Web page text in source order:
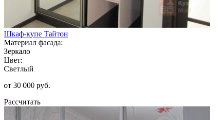
Шкаф-купе Тайтон
Материал фасада:
Зеркало
Цвет:
Светлый
от 30 000 руб.
Рассчитать